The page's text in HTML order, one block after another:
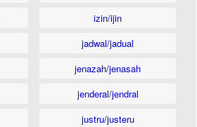
izin/ijin
jadwal/jadual
jenazah/jenasah
jenderal/jendral
justru/justeru